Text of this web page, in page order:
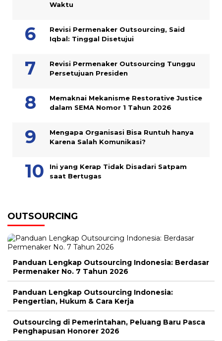
Waktu
Revisi Permenaker Outsourcing, Said
Iqbal: Tinggal Disetujui
Revisi Permenaker Outsourcing Tunggu
Persetujuan Presiden
Memaknai Mekanisme Restorative Justice
dalam SEMA Nomor 1 Tahun 2026
Mengapa Organisasi Bisa Runtuh hanya
Karena Salah Komunikasi?
Ini yang Kerap Tidak Disadari Satpam
saat Bertugas
OUTSOURCING
Panduan Lengkap Outsourcing Indonesia: Berdasar
Permenaker No. 7 Tahun 2026
Panduan Lengkap Outsourcing Indonesia:
Pengertian, Hukum & Cara Kerja
Outsourcing di Pemerintahan, Peluang Baru Pasca
Penghapusan Honorer 2026